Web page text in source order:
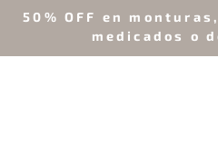
50% OFF en
medicados o